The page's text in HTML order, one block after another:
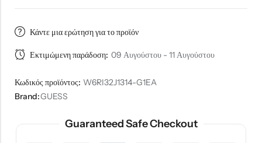
Κάντε μια ερώτηση για το προϊόν
Εκτιμώμενη παράδοση: 09 Αυγούστου - 11 Αυγούστου
Κωδικός προϊόντος: W6RI32J1314-G1EA
Brand:GUESS
Guaranteed Safe Checkout